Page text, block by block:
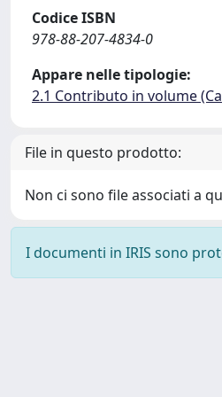
Codice ISBN
978-88-207-4834-0
Appare nelle tipologie:
2.1 Contributo in volume
File in questo prodotto:
Non ci sono file associati a
I documenti in IRIS sono